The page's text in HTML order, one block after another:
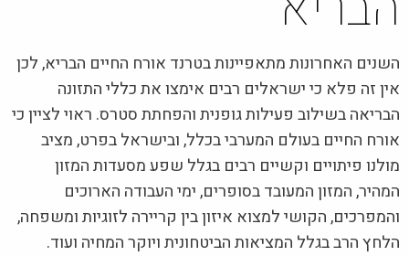
השנים האחרונות מתאפיינות בטרנד אורח החיים הבריא, לכן
אין זה פלא כי ישראלים רבים אימצו את כללי התזונה
הבריאה בשילוב פעילות גופנית והפחתת סטרס. ראוי לציין כי
אורח החיים בעולם המערבי בכלל, ובישראל בפרט, מציב
מולנו פיתויים וקשיים רבים בגלל שפע מסעדות המזון
המהיר, המזון המעובד בסופרים, ימי העבודה הארוכים
והמפרכים, הקושי למצוא איזון בין קריירה לזוגיות ומשפחה,
הלחץ הרב בגלל המציאות הביטחונית ויוקר המחיה ועוד.